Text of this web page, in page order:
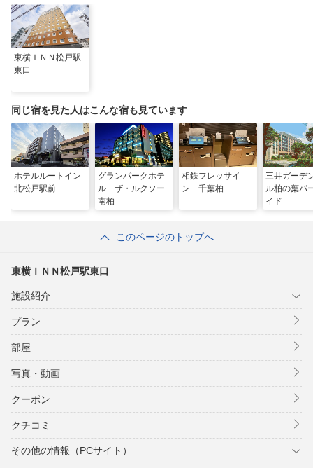
東横ＩＮＮ松戸駅
東口
同じ宿を見た人はこんな宿も見ています
ホテルルートイン
北松戸駅前
グランパークホテ
ル ザ・ルクソー
南柏
相鉄フレッサイ
ン 千葉柏
三井ガーデ
ル柏の葉パ
イド
このページのトップへ
東横ＩＮＮ松戸駅東口
施設紹介
プラン
部屋
写真・動画
クーポン
クチコミ
その他の情報（PCサイト）